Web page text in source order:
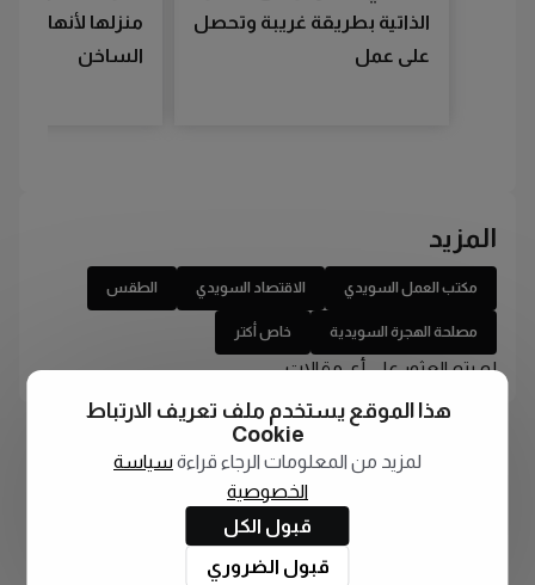
الذاتية بطريقة غريبة وتحصل
على عمل
منزلها لأنها لم
الساخن
المزيد
مكتب العمل السويدي الاقتصاد السويدي الطقس
مصلحة الهجرة السويدية خاص أكتر
لم يتم العثور على أي مقالات
هذا الموقع يستخدم ملف تعريف الارتباط
Cookie
لمزيد من المعلومات الرجاء قراءة سياسة
الخصوصية
قبول الكل
قبول الضروري